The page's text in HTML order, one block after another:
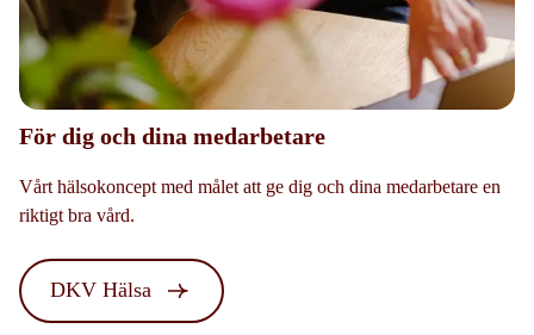
För dig och dina medarbetare
Vårt hälsokoncept med målet att ge dig och dina medarbetare en
riktigt bra vård.
DKV Hälsa